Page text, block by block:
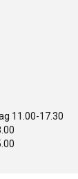
11.00-17.30